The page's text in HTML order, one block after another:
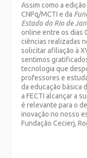
Assim como a
CNPq/MCTI e da
Estado do Rio de
online entre os dias
ciências realizadas
solicitar afiliação à
sentimos
tecnologia que
professores e
da educação básica
a FECTI alcançar a
é relevante para o
inovação no nosso
Fundação Cecierj,